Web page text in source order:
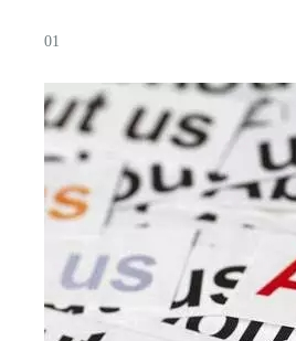
01